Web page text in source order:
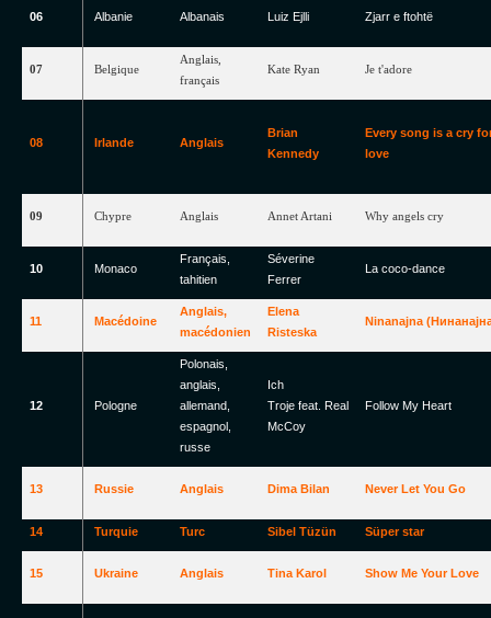
06 Albanie Albanais Luiz Ejlli Zjarr eftohtë
07 Belgique
Anglais
français
Kate Ryan Je t'adore
08 Irlande Anglais
Brian
Kennedy
Every song is a cry
love
09 Chypre Anglais Annet Artani Why angels cry
10 Monaco
Français
tahitien
Séverine
Ferrer
La coco-dance
11 Macédoine
Anglais,
macédonien
Elena
Risteska
Ninanajna (
12 Pologne
Polonais,
anglais,
allemand,
espagnol,
russe
Ich
Troje feat. Real
McCoy
Follow My Heart
13 Russie Anglais Dima Bilan Never Let You Go
14 Turquie Turc Sibel Tüzün Süper star
15 Ukraine Anglais Tina Karol Show Me Your Love